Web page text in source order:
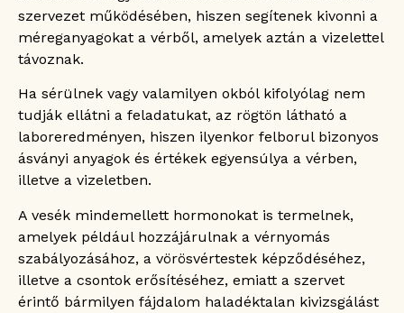
szervezet működésében, hiszen segítenek kivonni a
méreganyagokat a vérből, amelyek aztán a vizelettel
távoznak.
Ha sérülnek vagy valamilyen okból kifolyólag nem
tudják ellátni a feladatukat, az rögtön látható a
laboreredményen, hiszen ilyenkor felborul bizonyos
ásványi anyagok és értékek egyensúlya a vérben,
illetve a vizeletben.
A vesék mindemellett hormonokat is termelnek,
amelyek például hozzájárulnak a vérnyomás
szabályozásához, a vörösvértestek képződéséhez,
illetve a csontok erősítéséhez, emiatt a szervet
érintő bármilyen fájdalom haladéktalan kivizsgálást